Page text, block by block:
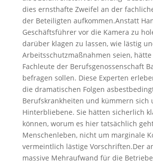
dies ernsthafte Zweifel an der
der Beteiligten aufkommen.Anstatt
Geschäftsführer vor die Kamera zu
darüber klagen zu lassen, wie lästig
Arbeitsschutzmaßnahmen seien,
Fachleute der Berufsgenossenschaft
befragen sollen. Diese Experten
die dramatischen Folgen
Berufskrankheiten und kümmern sich
Hinterbliebene. Sie hätten sicherlich
können, worum es hier tatsächlich
Menschenleben, nicht um marginale
vermeintlich lästige Vorschriften.Der
massive Mehraufwand für die